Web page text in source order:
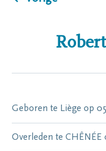
Robert
Geboren te Liège op
Overleden te CHÊNÉE